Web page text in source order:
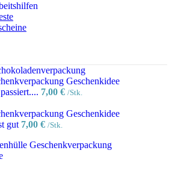
7,00 € /Stk.
gut 7,00 € /Stk.